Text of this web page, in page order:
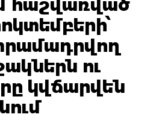
հաշվառված
ու
կվճարվեն